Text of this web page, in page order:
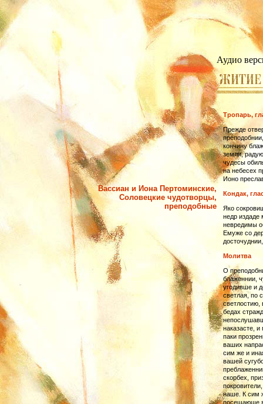
Аудио
Вассиан и Иона Пертоминские,
Соловецкие чудотворцы,
преподобные
Тропарь,
Прежде
кончину
земли,
чудесы
на небесех
Ионо
Кондак,
Яко
недр издаде
невредимы
Емуже со
Молитва
О
блаженнии,
угодивше и
светлая, по
светлостию,
бедах
наказасте,
паки
ваших
сим же и
вашей
скорбех,
наше. К сим
посещающе я